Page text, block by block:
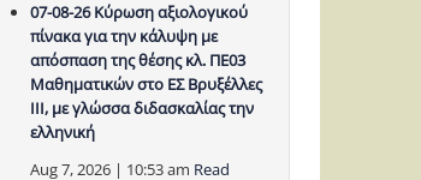
07-08-26 Κύρωση αξιολογικού
πίνακα για την κάλυψη με
απόσπαση της θέσης κλ. ΠΕ03
Μαθηματικών στο ΕΣ Βρυξέλλες
ΙΙΙ, με γλώσσα διδασκαλίας την
ελληνική
Aug 7, 2026 | 10:53 am Read